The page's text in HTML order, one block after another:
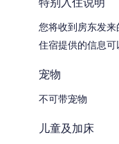
您将收到房东发
住宿提供的信息
宠物
不可带宠物
儿童及加床